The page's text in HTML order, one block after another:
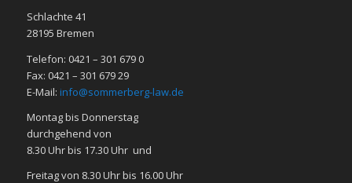
Schlachte 41
28195 Bre­men
Telefon: 0421 – 301 679 0
Fax: 0421 – 301 679 29
E-Mail: info@sommerberg-law.de
Mon­tag bis Don­ners­tag
durch­ge­hend von
8.30 Uhr bis 17.30 Uhr und
Frei­tag von 8.30 Uhr bis 16.00 Uhr